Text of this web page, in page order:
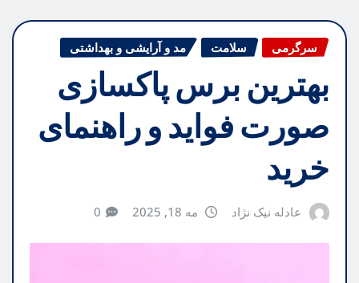
سرگرمی سلامت مد و آرایشی و بهداشتی
بهترین برس پاکسازی
صورت فواید و راهنمای
خرید
عادله نیک نژاد مه 18, 2025 0